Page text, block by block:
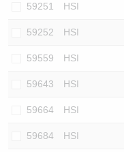
59251 HSI
59252 HSI
59559 HSI
59643 HSI
59664 HSI
59684 HSI